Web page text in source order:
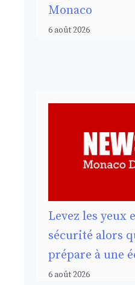
Monaco
6 août 2026
Levez les yeux
sécurité alors
prépare à une
6 août 2026